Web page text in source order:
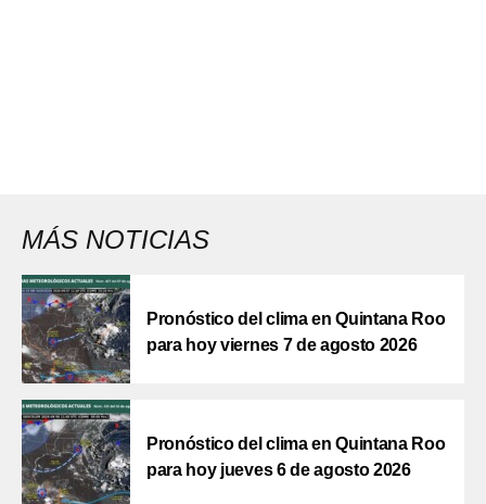
MÁS NOTICIAS
Pronóstico del clima en Quintana Roo
para hoy viernes 7 de agosto 2026
Pronóstico del clima en Quintana Roo
para hoy jueves 6 de agosto 2026